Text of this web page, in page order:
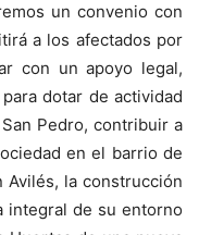
un convenio con
a los afectados por
con un apoyo legal,
dotar de actividad
Pedro, contribuir a
en el barrio de
Avilés, la construcción
integral de su entorno